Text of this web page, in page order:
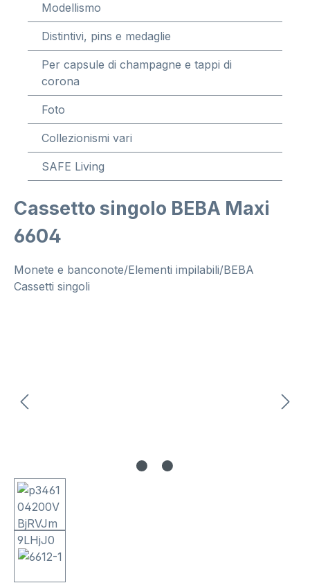
Modellismo
Distintivi, pins e medaglie
Per capsule di champagne e tappi di
corona
Foto
Collezionismi vari
SAFE Living
Cassetto singolo BEBA Maxi
6604
Monete e banconote/Elementi impilabili/BEBA
Cassetti singoli